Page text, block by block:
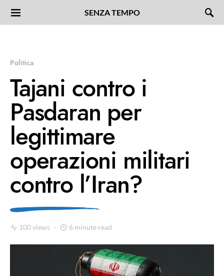
SENZA TEMPO
Politica
Tajani contro i
Pasdaran per
legittimare
operazioni militari
contro l’Iran?
100 views 6 minute read